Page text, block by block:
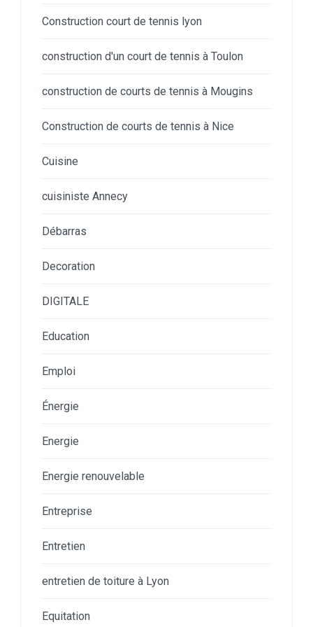
Construction court de tennis lyon
construction d'un court de tennis à Toulon
construction de courts de tennis à Mougins
Construction de courts de tennis à Nice
Cuisine
cuisiniste Annecy
Débarras
Decoration
DIGITALE
Education
Emploi
Énergie
Energie
Energie renouvelable
Entreprise
Entretien
entretien de toiture à Lyon
Equitation